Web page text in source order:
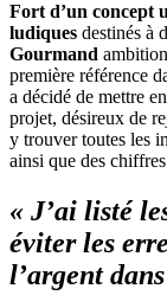
Fort d’un concept
ludiques destinés à
Gourmand
première référence
a décidé de mettre
projet, désireux de
y trouver toutes les
ainsi que des
« J’ai listé
éviter les
l’argent